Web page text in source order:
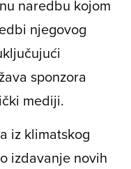
naredbu kojom
njegovog
sponzora
mediji.
iz klimatskog
izdavanje novih